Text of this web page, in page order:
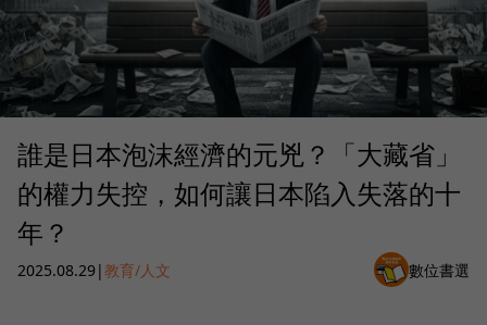
誰是日本泡沫經濟的元兇？「大藏省」
的權力失控，如何讓日本陷入失落的十
年？
2025.08.29|教育/人文 數位書選